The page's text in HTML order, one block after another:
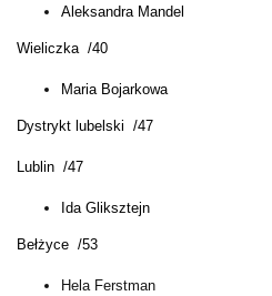
Aleksandra Mandel
Wieliczka /40
Maria Bojarkowa
Dystrykt lubelski /47
Lublin /47
Ida Gliksztejn
Bełżyce /53
Hela Ferstman